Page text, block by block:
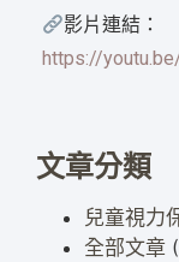
文章分類
兒童視力
全部文章
影片連結：
https://